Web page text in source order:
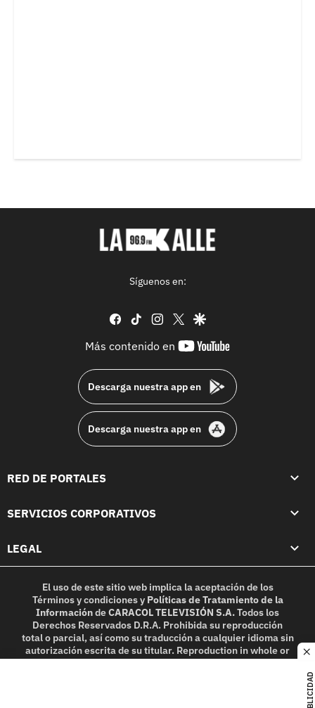
PUBLICIDAD
Síguenos en:
facebook
tiktok instagram
twittergoogle
Más contenido en
youtube-
Descarga nuestra app en
Descarga nuestra app en
RED DE PORTALES
SERVICIOS CORPORATIVOS
LEGAL
El uso de este sitio web implica la aceptación de los
Términos y condicionesy Políticas de Tratamiento de la
InformacióndeCARACOL TELEVISIÓN S.A.Todos los
Derechos Reservados D.R.A. Prohibida su reproducción
total o parcial, así como su traducción a cualquier idioma sin
autorización escrita de su titular. Reproduction in whole or
in part, or translation without written permission is